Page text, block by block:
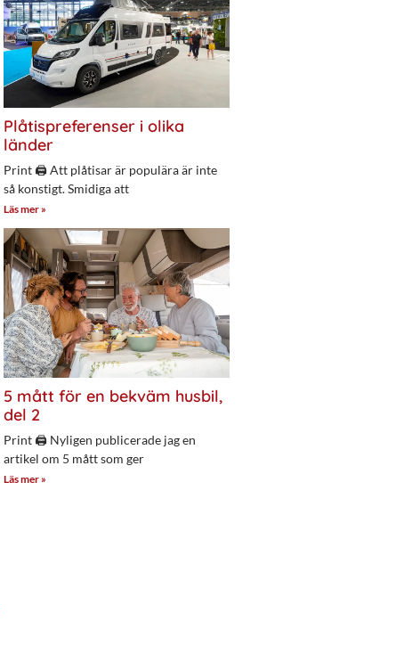
Plåtispreferenser i olika
länder
Print 🖨 Att plåtisar är populära är inte
så konstigt. Smidiga att
Läs mer »
5 mått för en bekväm husbil,
del 2
Print 🖨 Nyligen publicerade jag en
artikel om 5 mått som ger
Läs mer »